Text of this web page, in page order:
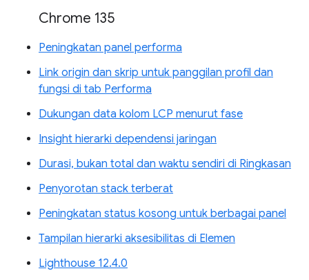
Chrome 135
Peningkatan panel performa
Link origin dan skrip untuk panggilan profil dan
fungsi di tab Performa
Dukungan data kolom LCP menurut fase
Insight hierarki dependensi jaringan
Durasi, bukan total dan waktu sendiri di Ringkasan
Penyorotan stack terberat
Peningkatan status kosong untuk berbagai panel
Tampilan hierarki aksesibilitas di Elemen
Lighthouse 12.4.0